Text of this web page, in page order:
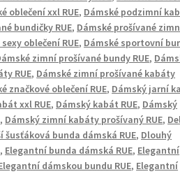
oblečení xxl RUE, Dámské podzimní
bundičky RUE, Dámské prošívané
oblečení RUE, Dámské sportovní
zimní prošívané bundy RUE,
RUE, Dámské zimní prošívané kabáty
značkové oblečení RUE, Dámský jarní
xxl RUE, Dámský kabát RUE, Dámský
, Dámský zimní kabáty prošívaný RUE,
šusťáková bunda dámská RUE, Dlouhý
, Elegantní bunda dámská RUE, Elegantní
dámskou bundu RUE, Elegantní